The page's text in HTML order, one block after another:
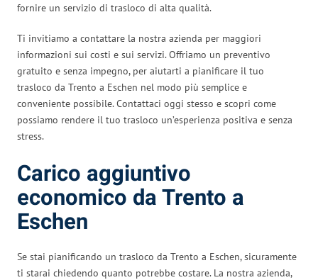
fornire un servizio di trasloco di alta qualità.
Ti invitiamo a contattare la nostra azienda per maggiori
informazioni sui costi e sui servizi. Offriamo un preventivo
gratuito e senza impegno, per aiutarti a pianificare il tuo
trasloco da Trento a Eschen nel modo più semplice e
conveniente possibile. Contattaci oggi stesso e scopri come
possiamo rendere il tuo trasloco un’esperienza positiva e senza
stress.
Carico aggiuntivo
economico da Trento a
Eschen
Se stai pianificando un trasloco da Trento a Eschen, sicuramente
ti starai chiedendo quanto potrebbe costare. La nostra azienda,